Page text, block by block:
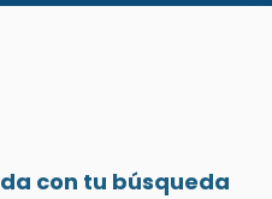
con tu búsqueda